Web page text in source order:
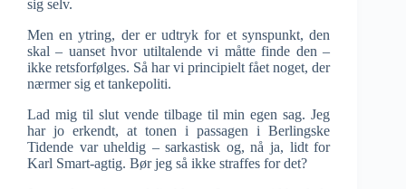
sig selv.
Men en ytring, der er udtryk for et synspunkt, den
skal – uanset hvor utiltalende vi måtte finde den –
ikke retsforfølges. Så har vi principielt fået noget, der
nærmer sig et tankepoliti.
Lad mig til slut vende tilbage til min egen sag. Jeg
har jo erkendt, at tonen i passagen i Berlingske
Tidende var uheldig – sarkastisk og, nå ja, lidt for
Karl Smart-agtig. Bør jeg så ikke straffes for det?